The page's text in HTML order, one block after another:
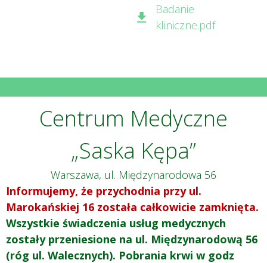
Badanie
kliniczne.pdf
Centrum Medyczne
„Saska Kępa”
Warszawa, ul. Międzynarodowa 56
Informujemy, że przychodnia przy ul.
Marokańskiej 16 została całkowicie zamknięta.
Wszystkie świadczenia usług medycznych
zostały przeniesione na ul. Międzynarodową 56
(róg ul. Walecznych). Pobrania krwi w godz